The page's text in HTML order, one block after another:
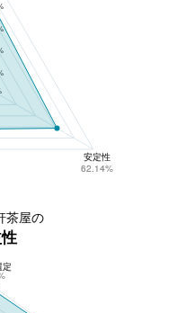
安定性
62.14%
茶屋の
定